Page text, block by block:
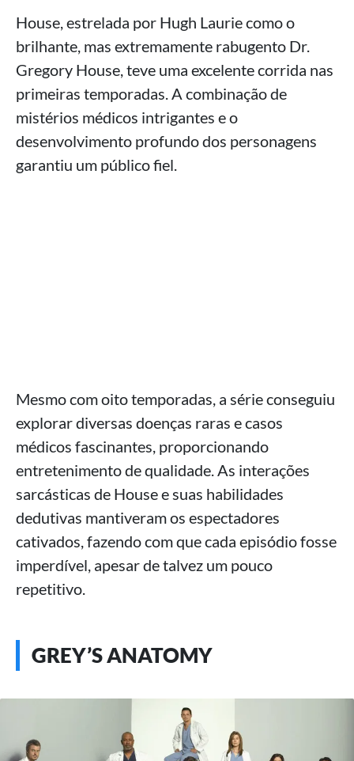
House, estrelada por Hugh Laurie como o
brilhante, mas extremamente rabugento Dr.
Gregory House, teve uma excelente corrida nas
primeiras temporadas. A combinação de
mistérios médicos intrigantes e o
desenvolvimento profundo dos personagens
garantiu um público fiel.
Mesmo com oito temporadas, a série conseguiu
explorar diversas doenças raras e casos
médicos fascinantes, proporcionando
entretenimento de qualidade. As interações
sarcásticas de House e suas habilidades
dedutivas mantiveram os espectadores
cativados, fazendo com que cada episódio fosse
imperdível, apesar de talvez um pouco
repetitivo.
GREY’S ANATOMY